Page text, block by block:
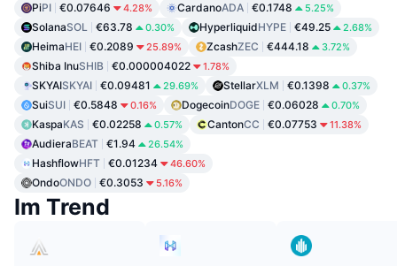
PiPI €0.07646 4.28% CardanoADA €0.1748 5.25%
SolanaSOL €63.78 0.30% HyperliquidHYPE €49.25 2.68%
HeimaHEI €0.2089 25.89% ZcashZEC €444.18 3.72%
Shiba InuSHIB €0.000004022 1.78%
SKYAISKYAI €0.09481 29.69% StellarXLM €0.1398 0.37%
SuiSUI €0.5848 0.16% DogecoinDOGE €0.06028 0.70%
KaspaKAS €0.02258 0.57% CantonCC €0.07753 11.38%
AudieraBEAT €1.94 26.54%
HashflowHFT €0.01234 46.60%
OndoONDO €0.3053 5.16%
Im Trend